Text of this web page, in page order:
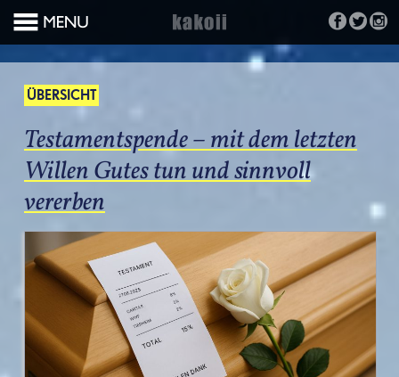
ÜBERSICHT
Testamentspende – mit dem letzten
Willen Gutes tun und sinnvoll
vererben